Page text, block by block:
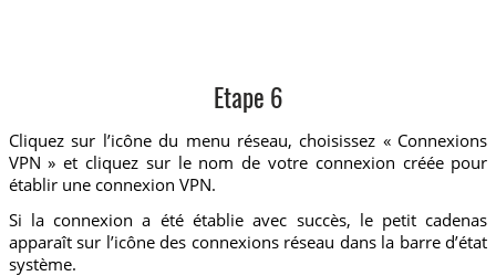
Etape 6
Cliquez sur l’icône du menu réseau, choisissez « Connexions
VPN » et cliquez sur le nom de votre connexion créée pour
établir une connexion VPN.
Si la connexion a été établie avec succès, le petit cadenas
apparaît sur l’icône des connexions réseau dans la barre d’état
système.